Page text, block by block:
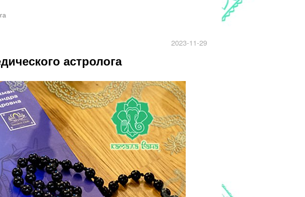
2023-11-29
астролога